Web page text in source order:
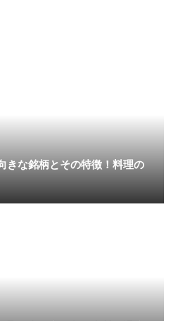
きな銘柄とその特徴！料理の